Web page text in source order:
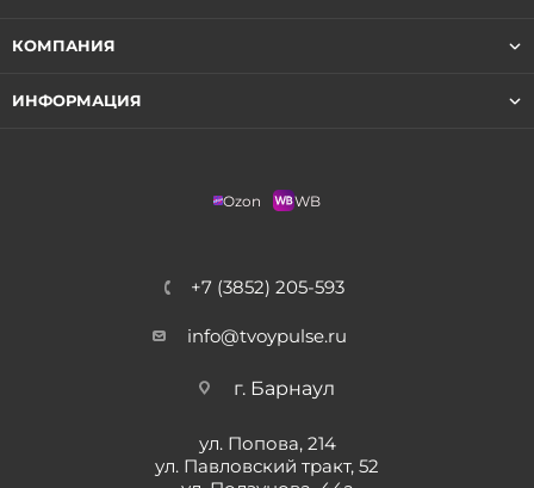
КОМПАНИЯ
ИНФОРМАЦИЯ
Ozon WB
+7 (3852) 205-593
info@tvoypulse.ru
г. Барнаул
ул. Попова, 214
ул. Павловский тракт, 52